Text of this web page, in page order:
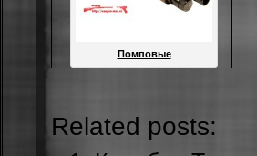
Помповые
Related posts: